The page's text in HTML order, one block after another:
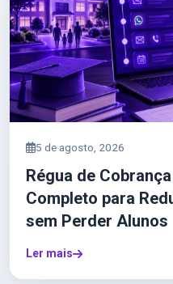
5 de agosto, 2026
Régua de
Completo para
sem Perder Alunos
Ler mais